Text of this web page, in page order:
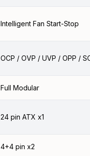
Intelligent Fan Start-Stop
OCP / OVP / UVP / OPP /
Full Modular
24 pin ATX x1
4+4 pin x2